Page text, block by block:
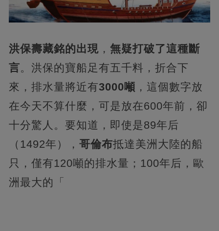
洪保壽藏銘的出現， 無疑打破了這種斷
言。洪保的寶船足有五千料，折合下
來，排水量將近有3000噸 ，這個數字放
在今天不算什麼，可是放在600年前，卻
十分驚人。要知道，即使是89年后
（1492年）， 哥倫布抵達美洲大陸的船
只，僅有120噸的排水量；100年后，歐
洲最大的「